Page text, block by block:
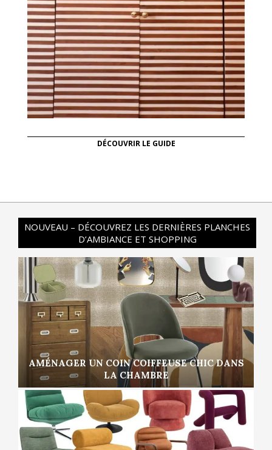
DÉCOUVRIR LE GUIDE
NOUVEAU – DÉCOUVREZ LES DERNIÈRES PLANCHES
D’AMBIANCE ET SHOPPING
AMÉNAGER UN COIN COIFFEUSE CHIC DANS
LA CHAMBRE